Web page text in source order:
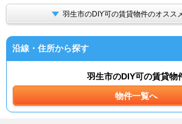
羽生市のDIY可の賃貸物件のオスス
沿線・住所から探す
羽生市のDIY可の賃貸物
物件一覧へ